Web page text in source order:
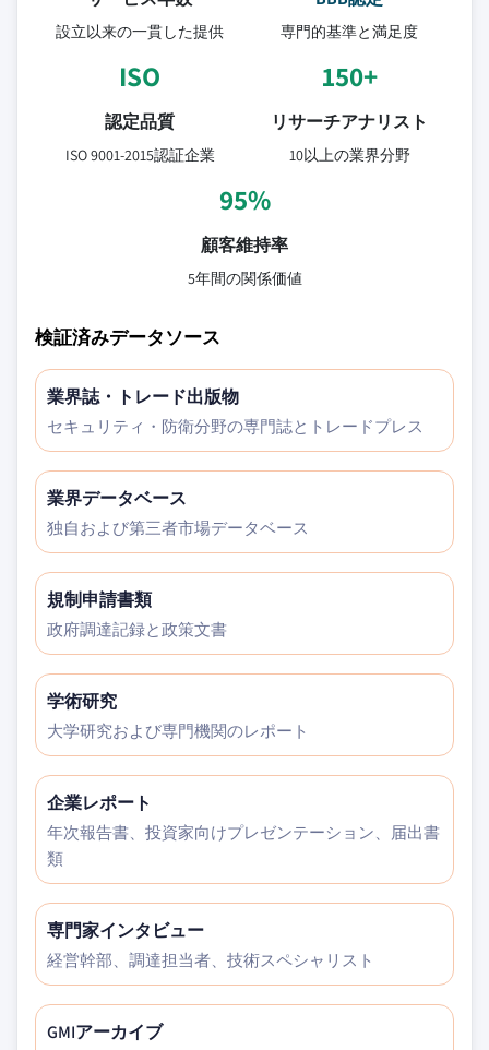
設立以来の一貫した提供 専門的基準と満足度
ISO
認定品質
ISO 9001-2015認証企業
150+
リサーチアナリスト
10以上の業界分野
95%
顧客維持率
5年間の関係価値
検証済みデータソース
業界誌・トレード出版物
セキュリティ・防衛分野の専門誌とトレードプレス
業界データベース
独自および第三者市場データベース
規制申請書類
政府調達記録と政策文書
学術研究
大学研究および専門機関のレポート
企業レポート
年次報告書、投資家向けプレゼンテーション、届出書
類
専門家インタビュー
経営幹部、調達担当者、技術スペシャリスト
GMIアーカイブ